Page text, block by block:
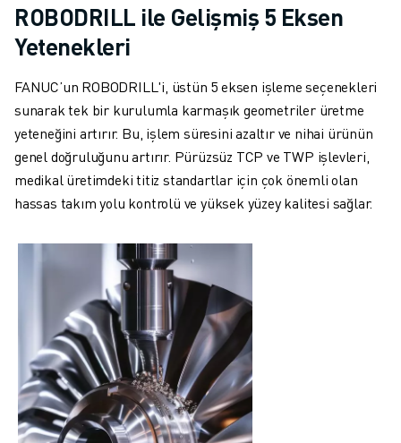
LOKASYONLAR
KÜNYE
ROBODRILL ile Gelişmiş 5 Eksen
Yetenekleri
FANUC’un ROBODRILL'i, üstün 5 eksen işleme seçenekleri
sunarak tek bir kurulumla karmaşık geometriler üretme
yeteneğini artırır. Bu, işlem süresini azaltır ve nihai ürünün
genel doğruluğunu artırır. Pürüzsüz TCP ve TWP işlevleri,
medikal üretimdeki titiz standartlar için çok önemli olan
hassas takım yolu kontrolü ve yüksek yüzey kalitesi sağlar.